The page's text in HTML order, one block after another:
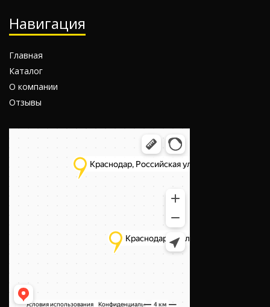
Навигация
Главная
Каталог
О компании
Отзывы